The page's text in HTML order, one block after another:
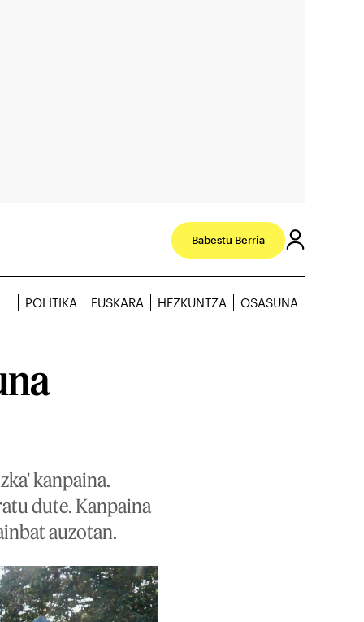
Babestu Berria
POLITIKA EUSKARA HEZKUNTZA OSASUNA
kanpaina.
dute. Kanpaina
auzotan.